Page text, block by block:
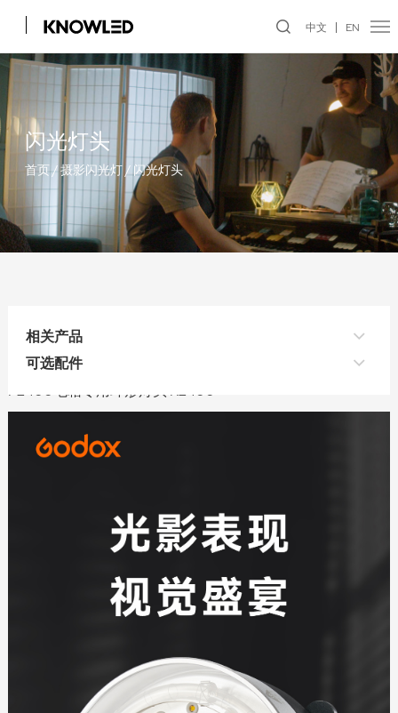
中文 EN
闪光灯头
首页/摄影闪光灯/ 闪光灯头
相关产品
可选配件
P2400电箱专用环形灯头 R2400